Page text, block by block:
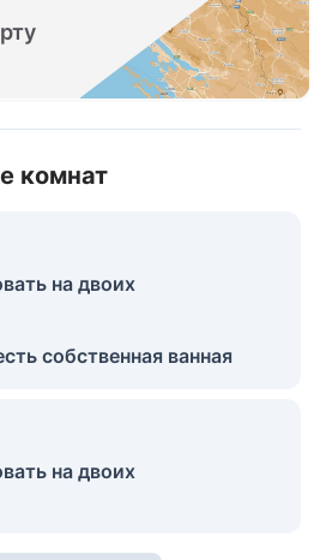
комнат
на двоих
собственная ванная
на двоих